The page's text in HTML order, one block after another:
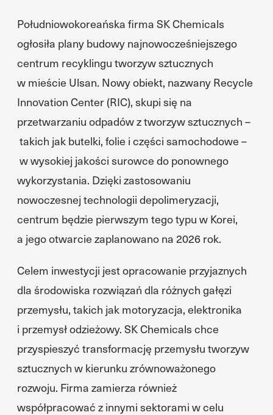
Południowokoreańska firma SK Chemicals
ogłosiła plany budowy najnowocześniejszego
centrum recyklingu tworzyw sztucznych
w mieście Ulsan. Nowy obiekt, nazwany Recycle
Innovation Center (RIC), skupi się na
przetwarzaniu odpadów z tworzyw sztucznych –
takich jak butelki, folie i części samochodowe –
w wysokiej jakości surowce do ponownego
wykorzystania. Dzięki zastosowaniu
nowoczesnej technologii depolimeryzacji,
centrum będzie pierwszym tego typu w Korei,
a jego otwarcie zaplanowano na 2026 rok.
Celem inwestycji jest opracowanie przyjaznych
dla środowiska rozwiązań dla różnych gałęzi
przemysłu, takich jak motoryzacja, elektronika
i przemysł odzieżowy. SK Chemicals chce
przyspieszyć transformację przemysłu tworzyw
sztucznych w kierunku zrównoważonego
rozwoju. Firma zamierza również
współpracować z innymi sektorami w celu